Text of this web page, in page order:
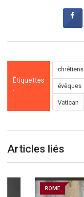
Étiquettes
:
chrétiens
évêques
Vatican
Articles liés